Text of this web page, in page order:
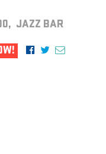
JAZZ BAR